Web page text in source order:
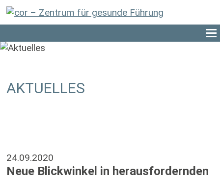
AKTUELLES
24.09.2020
Neue Blickwinkel in herausfordernden